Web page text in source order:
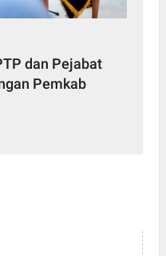
dan Pejabat
Pemkab